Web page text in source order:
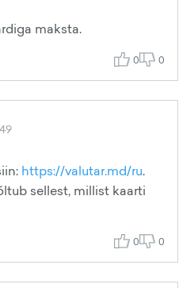
maksta.
0 0
https://valutar.md/ru.
sellest, millist kaarti
0 0